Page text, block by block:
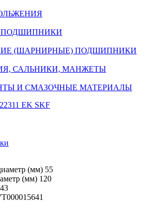
(ШАРНИРНЫЕ) ПОДШИПНИКИ
САЛЬНИКИ, МАНЖЕТЫ
И СМАЗОЧНЫЕ МАТЕРИАЛЫ
(мм) 55
(мм) 120
43